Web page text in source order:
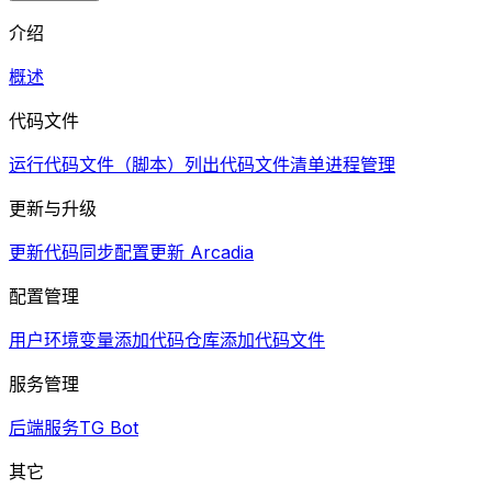
介绍
概述
代码文件
运行代码文件（脚本） 列出代码文件清单进程管理
更新与升级
更新代码同步配置更新 Arcadia
配置管理
用户环境变量添加代码仓库添加代码文件
服务管理
后端服务TG Bot
其它